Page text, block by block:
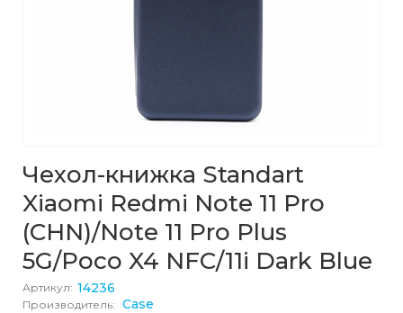
Чехол-книжка Standart
Xiaomi Redmi Note 11 Pro
(CHN)/Note 11 Pro Plus
5G/Poco X4 NFC/11i Dark Blue
Артикул: 14236
Производитель: Case